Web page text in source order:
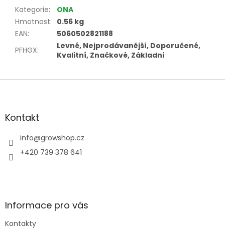
Kategorie:
ONA
Hmotnost: 0.56 kg
EAN:
5060502821188
PFHGX:
Levné, Nejprodávanější, Doporučené,
Kvalitní, Značkové, Základní
Z
aKontakt
info@growshop.cz
+420 739 378 641
Informace pro vás
Kontakty